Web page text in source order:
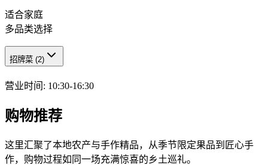
适合家庭
多品类选择
招牌菜 (2)
营业时间 : 10:30-16:30
购物推荐
这里汇聚了本地农产与手作精品，从季节限定果品到匠心手
作，购物过程如同一场充满惊喜的乡土巡礼。